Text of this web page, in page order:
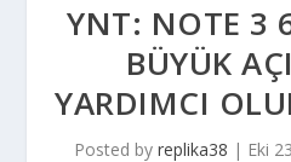
YNT: NOTE 3
BÜYÜK
YARDIMCI
Posted by replika38 | Eki